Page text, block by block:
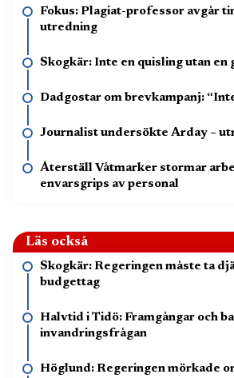
Fokus: Plagiat-professor avgår
utredning
Skogkär: Inte en quisling utan en
Dadgostar om brevkampanj:
Journalist undersökte Arday –
Återställ Våtmarker stormar
envarsgrips av personal
Läs också
Skogkär: Regeringen måste ta
budgettag
Halvtid i Tidö: Framgångar och
invandringsfrågan
Höglund: Regeringen mörkade